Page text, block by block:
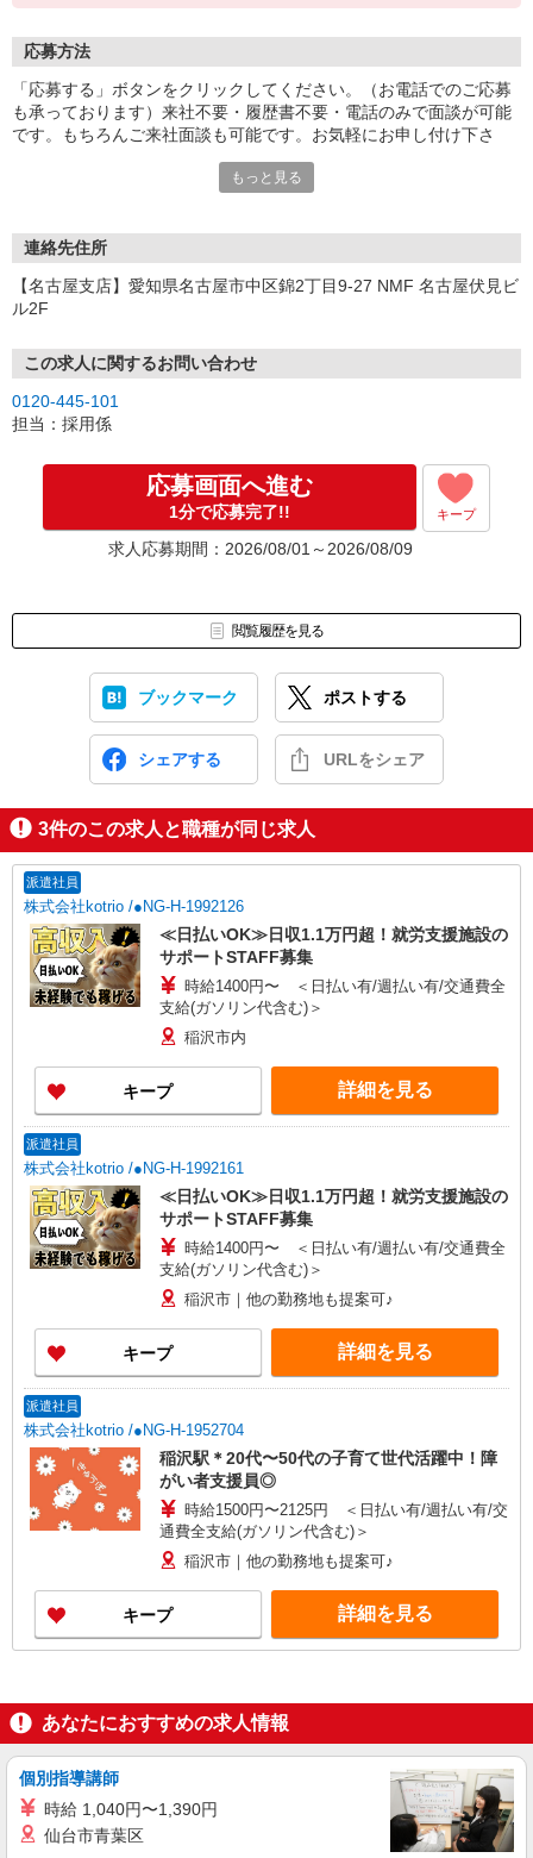
応募方法
「応募する」ボタンをクリックしてください。（お電話でのご応募
も承っております）来社不要・履歴書不要・電話のみで面談が可能
です。もちろんご来社面談も可能です。お気軽にお申し付け下さ
もっと見る
連絡先住所
【名古屋支店】愛知県名古屋市中区錦2丁目9-27 NMF 名古屋伏見ビ
ル2F
この求人に関するお問い合わせ
0120-445-101
担当：採用係
応募画面へ進む
1分で応募完了!! キープ
求人応募期間：2026/08/01～2026/08/09
閲覧履歴を見る
ブックマーク ポストする
シェアする URLをシェア
3件のこの求人と職種が同じ求人
派遣社員
株式会社kotrio /●NG-H-1992126
≪日払いOK≫日収1.1万円超！就労支援施設の
サポートSTAFF募集
時給1400円〜 ＜日払い有/週払い有/交通費全
支給(ガソリン代含む)＞
稲沢市内
キープ 詳細を見る
派遣社員
株式会社kotrio /●NG-H-1992161
≪日払いOK≫日収1.1万円超！就労支援施設の
サポートSTAFF募集
時給1400円〜 ＜日払い有/週払い有/交通費全
支給(ガソリン代含む)＞
稲沢市｜他の勤務地も提案可♪
キープ 詳細を見る
派遣社員
株式会社kotrio /●NG-H-1952704
稲沢駅＊20代〜50代の子育て世代活躍中！障
がい者支援員◎
時給1500円〜2125円 ＜日払い有/週払い有/交
通費全支給(ガソリン代含む)＞
稲沢市｜他の勤務地も提案可♪
キープ 詳細を見る
あなたにおすすめの求人情報
個別指導講師
時給 1,040円〜1,390円
仙台市青葉区